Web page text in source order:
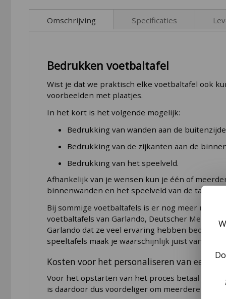
beginning
images
gallery
Omschrijving
voetbaltafel(de 2.0) dubbele kogellagers.
Deze voetbaltafel kan tegen een stootje, dus
van deze prachtige tafelvoetbalspel. Deze
De kenmerken van deze tafel
360 graden draaibare keeper;
Spelers met V-voetjes;
Slagvast gehard gezandstraalde glasplaat;
Chrome voetbalstangen erg solide en snel;
Dubbele kogellagers;
Voor gebruik binnenshuis;
Hoogte stangen 87- 90 cm;
Geleverd met 5 balletjes.
Specificaties
Levering en montageopties voor
Gangbare kickertafels: snel leverbaar
bestelknop op de productpagina).
Langere levertijd designtafels vanuit Italië
Het Italiaanse merk FAS Pendezza voert
deze modellen slechts enkele keren per jaar
design voetbaltafel willen bestellen, reken dan
zendingen die vanuit FAS Pendezza naar
Dit geld ook voor een aantal afwijkende
vermelden. Bel of mail ons gerust ook even als
Montage FAS speeltafel
We leveren een voetbaltafel standaard
een stuk uit buiten het kabinet: Om schade
sommige voetbaltafel modellen ook nog even
goedkope voetbaltafelsschroef je de
Bedrukken voetbaltafel
Wist je dat we praktisch elke voetbaltafel ook
voorbeelden met plaatjes.
In het kort is het volgende mogelijk:
Bedrukking van wanden aan de
Bedrukking van de zijkanten aan de
Bedrukking van het speelveld.
Afhankelijk van je wensen kun je één of
binnenwanden en het speelveld van de
Bij sommige voetbaltafels is er nog meer
voetbaltafels van Garlando, Deutscher Meister
Garlando dat ze veel ervaring hebben
speeltafels maak je waarschijnlijk juist vanwege
Kosten voor het personaliseren van een
Voor het opstarten van het proces betaal je
is daardoor dus voordeliger om meerdere